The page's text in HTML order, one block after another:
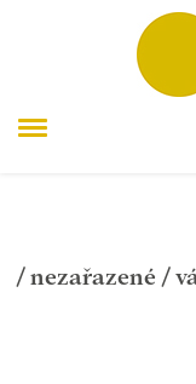
/ nezařazené /